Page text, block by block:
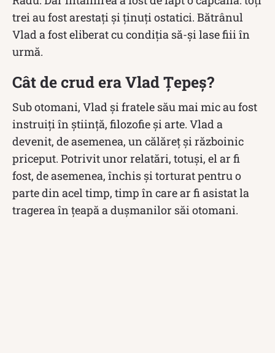
trei au fost arestați și ținuți ostatici. Bătrânul
Vlad a fost eliberat cu condiția să-și lase fiii în
urmă.
Cât de crud era Vlad Țepeș?
Sub otomani, Vlad și fratele său mai mic au fost
instruiți în știință, filozofie și arte. Vlad a
devenit, de asemenea, un călăreț și războinic
priceput. Potrivit unor relatări, totuși, el ar fi
fost, de asemenea, închis și torturat pentru o
parte din acel timp, timp în care ar fi asistat la
tragerea în țeapă a dușmanilor săi otomani.